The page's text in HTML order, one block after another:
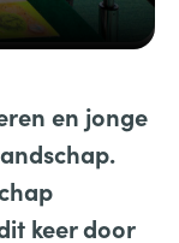
en jonge
keer door